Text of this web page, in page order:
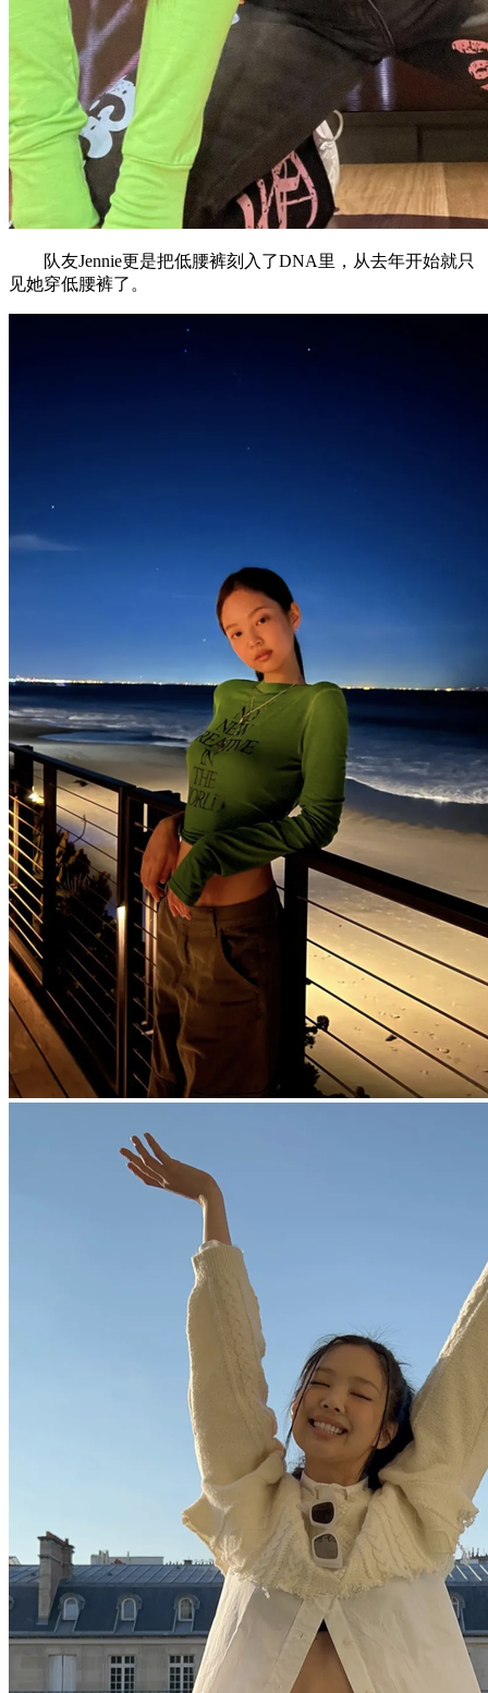
队友Jennie更是把低腰裤刻入了DNA里，从去年开始就只
见她穿低腰裤了。